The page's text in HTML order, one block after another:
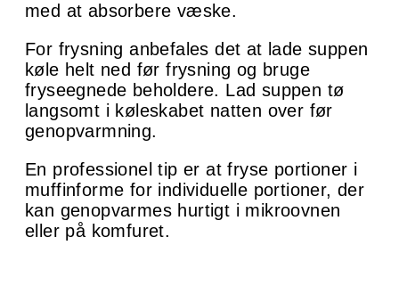
med at absorbere væske.
For frysning anbefales det at lade suppen
køle helt ned før frysning og bruge
fryseegnede beholdere. Lad suppen tø
langsomt i køleskabet natten over før
genopvarmning.
En professionel tip er at fryse portioner i
muffinforme for individuelle portioner, der
kan genopvarmes hurtigt i mikroovnen
eller på komfuret.